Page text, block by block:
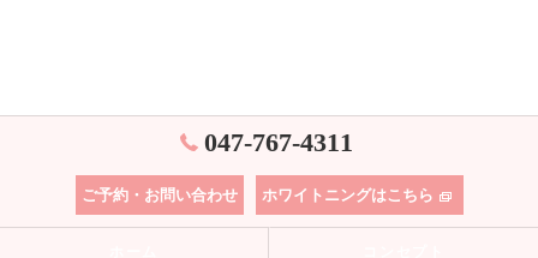
047-767-4311
ご予約・お問い合わせ ホワイトニングはこちら